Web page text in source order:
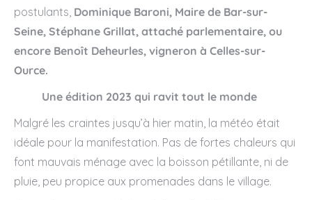
postulants, Dominique Baroni, Maire de Bar-sur-
Seine, Stéphane Grillat, attaché parlementaire, ou
encore Benoît Deheurles, vigneron à Celles-sur-
Ource.
Une édition 2023 qui ravit tout le monde
Malgré les craintes jusqu’à hier matin, la météo était
idéale pour la manifestation. Pas de fortes chaleurs qui
font mauvais ménage avec la boisson pétillante, ni de
pluie, peu propice aux promenades dans le village.